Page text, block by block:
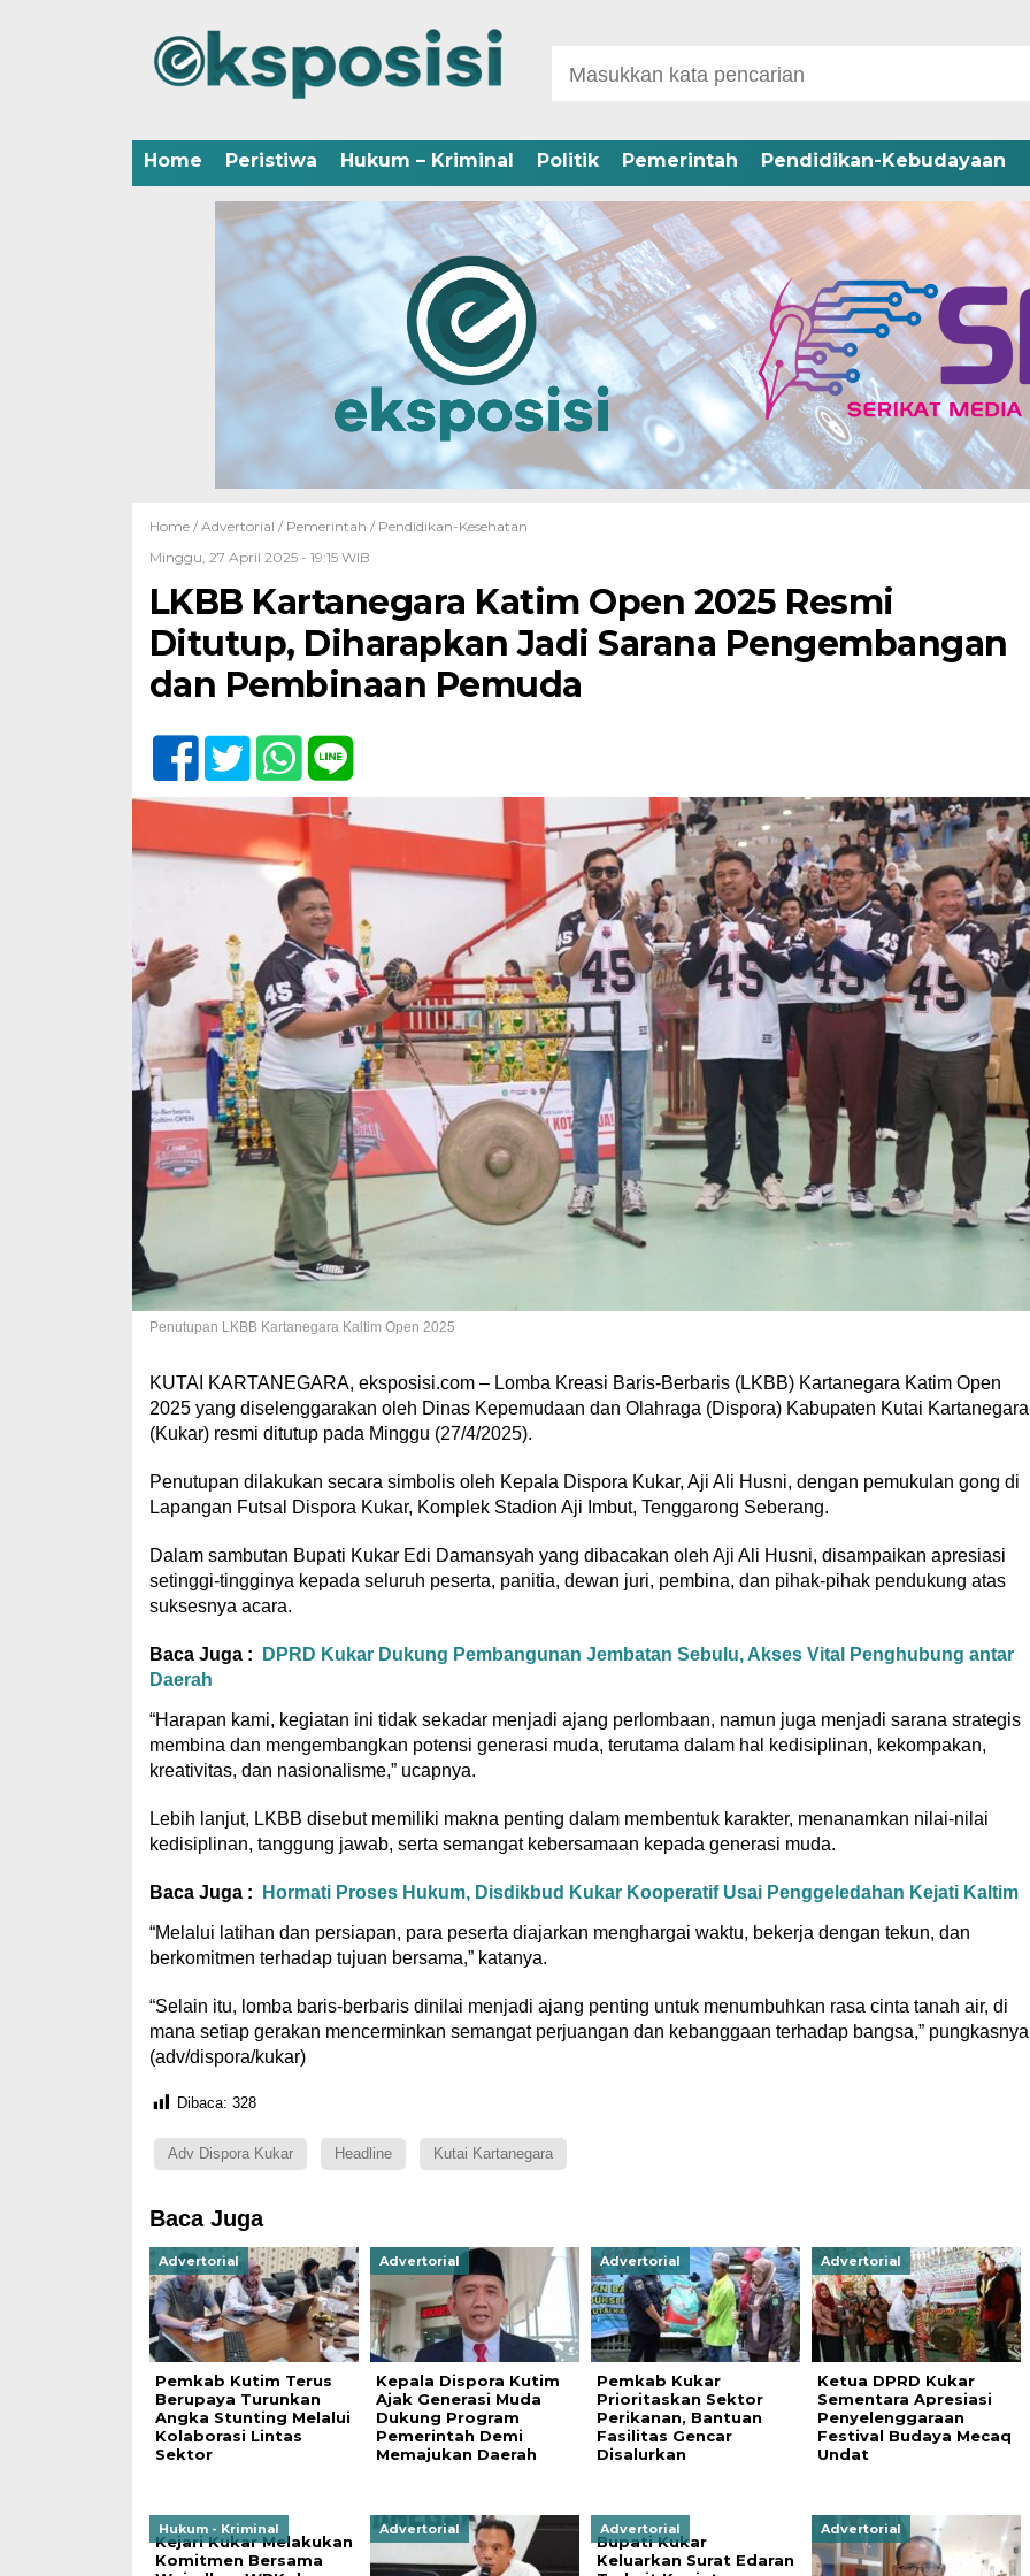
Home Peristiwa Hukum – Kriminal Politik Pemerintah Pendidikan-Kebudayaan
Home / Advertorial / Pemerintah / Pendidikan-Kesehatan
Minggu, 27 April 2025 - 19:15 WIB
LKBB Kartanegara Katim Open 2025 Resmi
Ditutup, Diharapkan Jadi Sarana Pengembangan
dan Pembinaan Pemuda
Penutupan LKBB Kartanegara Kaltim Open 2025
KUTAI KARTANEGARA, eksposisi.com – Lomba Kreasi Baris-Berbaris (LKBB) Kartanegara Katim Open
2025 yang diselenggarakan oleh Dinas Kepemudaan dan Olahraga (Dispora) Kabupaten Kutai Kartanegara
(Kukar) resmi ditutup pada Minggu (27/4/2025).
Penutupan dilakukan secara simbolis oleh Kepala Dispora Kukar, Aji Ali Husni, dengan pemukulan gong di
Lapangan Futsal Dispora Kukar, Komplek Stadion Aji Imbut, Tenggarong Seberang.
Dalam sambutan Bupati Kukar Edi Damansyah yang dibacakan oleh Aji Ali Husni, disampaikan apresiasi
setinggi-tingginya kepada seluruh peserta, panitia, dewan juri, pembina, dan pihak-pihak pendukung atas
suksesnya acara.
Baca Juga :
DPRD Kukar Dukung Pembangunan Jembatan Sebulu, Akses Vital Penghubung antar
Daerah
“Harapan kami, kegiatan ini tidak sekadar menjadi ajang perlombaan, namun juga menjadi sarana strategis
membina dan mengembangkan potensi generasi muda, terutama dalam hal kedisiplinan, kekompakan,
kreativitas, dan nasionalisme,” ucapnya.
Lebih lanjut, LKBB disebut memiliki makna penting dalam membentuk karakter, menanamkan nilai-nilai
kedisiplinan, tanggung jawab, serta semangat kebersamaan kepada generasi muda.
Baca Juga : Hormati Proses Hukum, Disdikbud Kukar Kooperatif Usai Penggeledahan Kejati Kaltim
“Melalui latihan dan persiapan, para peserta diajarkan menghargai waktu, bekerja dengan tekun, dan
berkomitmen terhadap tujuan bersama,” katanya.
“Selain itu, lomba baris-berbaris dinilai menjadi ajang penting untuk menumbuhkan rasa cinta tanah air, di
mana setiap gerakan mencerminkan semangat perjuangan dan kebanggaan terhadap bangsa,”
(adv/dispora/kukar)
Dibaca: 328
Adv Dispora Kukar Headline Kutai Kartanegara
Baca Juga
Advertorial
Pemkab Kutim Terus
Berupaya Turunkan
Angka Stunting Melalui
Kolaborasi Lintas
Sektor
Advertorial
Kepala Dispora Kutim
Ajak Generasi Muda
Dukung Program
Pemerintah Demi
Memajukan Daerah
Advertorial
Pemkab Kukar
Prioritaskan Sektor
Perikanan, Bantuan
Fasilitas Gencar
Disalurkan
Advertorial
Ketua DPRD Kukar
Sementara Apresiasi
Penyelenggaraan
Festival Budaya Mecaq
Undat
Hukum - Kriminal
Kejari Kukar Melakukan
Komitmen Bersama
Advertorial Advertorial
Bupati Kukar
Keluarkan Surat Edaran
Advertorial